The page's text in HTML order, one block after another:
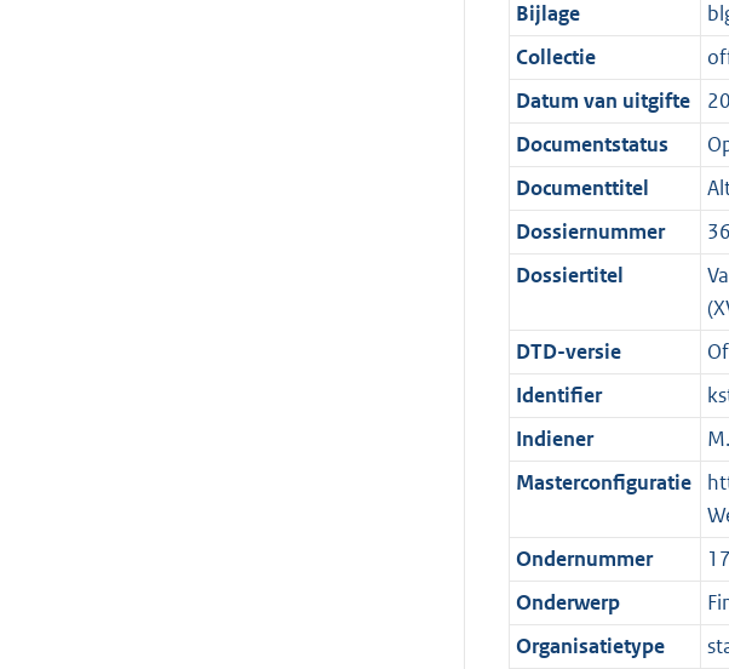
i
e
i
n
f
o
r
m
a
t
3
9
K
b
t
i
e
i
n
f
o
r
a
a
t
:
7
K
b
a
t
i
e
i
n
f
o
m
a
a
t
e
:
4
K
b
c
a
t
i
e
i
n
f
r
m
a
a
t
t
e
:
8
K
b
Bijlage
Collectie
Datum van uitgifte
Documentstatus
Documenttitel
Dossiernummer
Dossiertitel
DTD-versie
Identifier
Indiener
Masterconfiguratie
Ondernummer
Onderwerp
Organisatietype